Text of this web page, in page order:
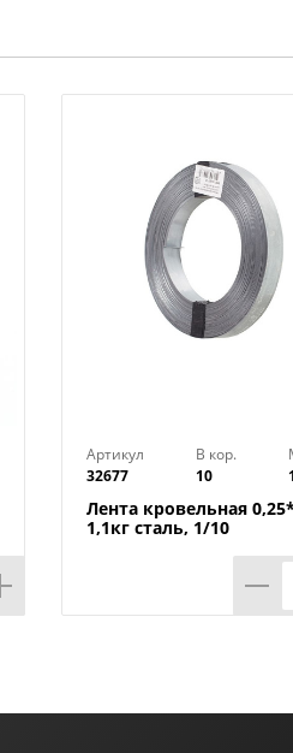
Артикул
32677
В кор.
10
1
Лента кровельная
1,1кг сталь, 1/10